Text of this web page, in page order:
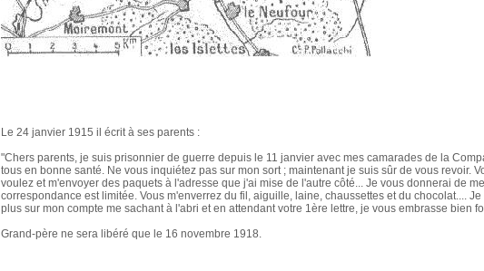
Le 24 janvier 1915 il écrit à ses parents :
"Chers parents, je suis prisonnier de guerre depuis le 11 janvier avec mes camarades de la
tous en bonne santé. Ne vous inquiétez pas sur mon sort ; maintenant je suis sûr de vous revoir.
voulez et m'envoyer des paquets à l'adresse que j'ai mise de l'autre côté... Je vous donnerai de
correspondance est limitée. Vous m'enverrez du fil, aiguille, laine, chaussettes et du chocolat....
plus sur mon compte me sachant à l'abri et en attendant votre 1ère lettre, je vous embrasse bien
Grand-père ne sera libéré que le 16 novembre 1918.